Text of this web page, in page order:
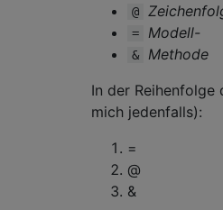
@
= Modell-
&
Methode
In der
mich jedenfalls):
=
@
&